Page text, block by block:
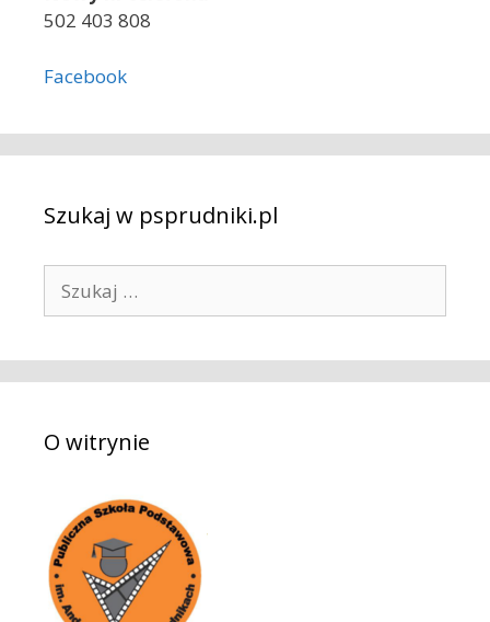
502 403 808
Facebook
Szukaj w psprudniki.pl
k
a
:O witrynie